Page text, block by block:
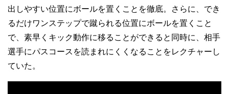
出しやすい位置にボールを置くことを徹底。さらに、でき
るだけワンステップで蹴られる位置にボールを置くこと
で、素早くキック動作に移ることができると同時に、相手
選手にパスコースを読まれにくくなることをレクチャーし
ていた。